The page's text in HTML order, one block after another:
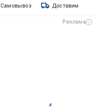
Cамовывоз Доставим
Реклама